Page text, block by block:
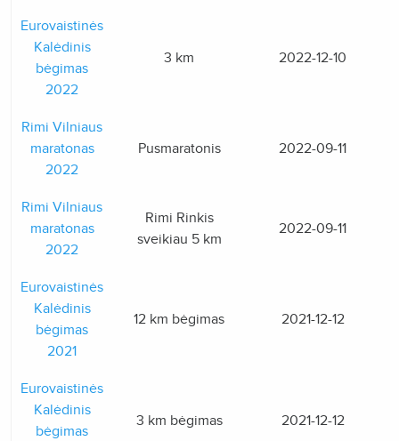
Eurovaistinės
Kalėdinis
bėgimas
2022
3 km 2022-12-10
Rimi Vilniaus
maratonas
2022
Pusmaratonis 2022-09-11
Rimi Vilniaus
maratonas
2022
Rimi Rinkis
sveikiau 5 km
2022-09-11
Eurovaistinės
Kalėdinis
bėgimas
2021
12 km bėgimas 2021-12-12
Eurovaistinės
Kalėdinis
bėgimas
3 km bėgimas 2021-12-12